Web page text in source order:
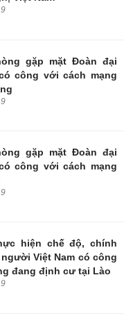
gặp mặt Đoàn đại
công với cách mạng
gặp mặt Đoàn đại
công với cách mạng
hiện chế độ, chính
Việt Nam có công
đang định cư tại Lào